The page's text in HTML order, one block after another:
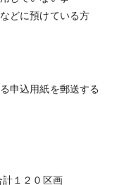
どに預けている方
申込用紙を郵送する
１２０区画